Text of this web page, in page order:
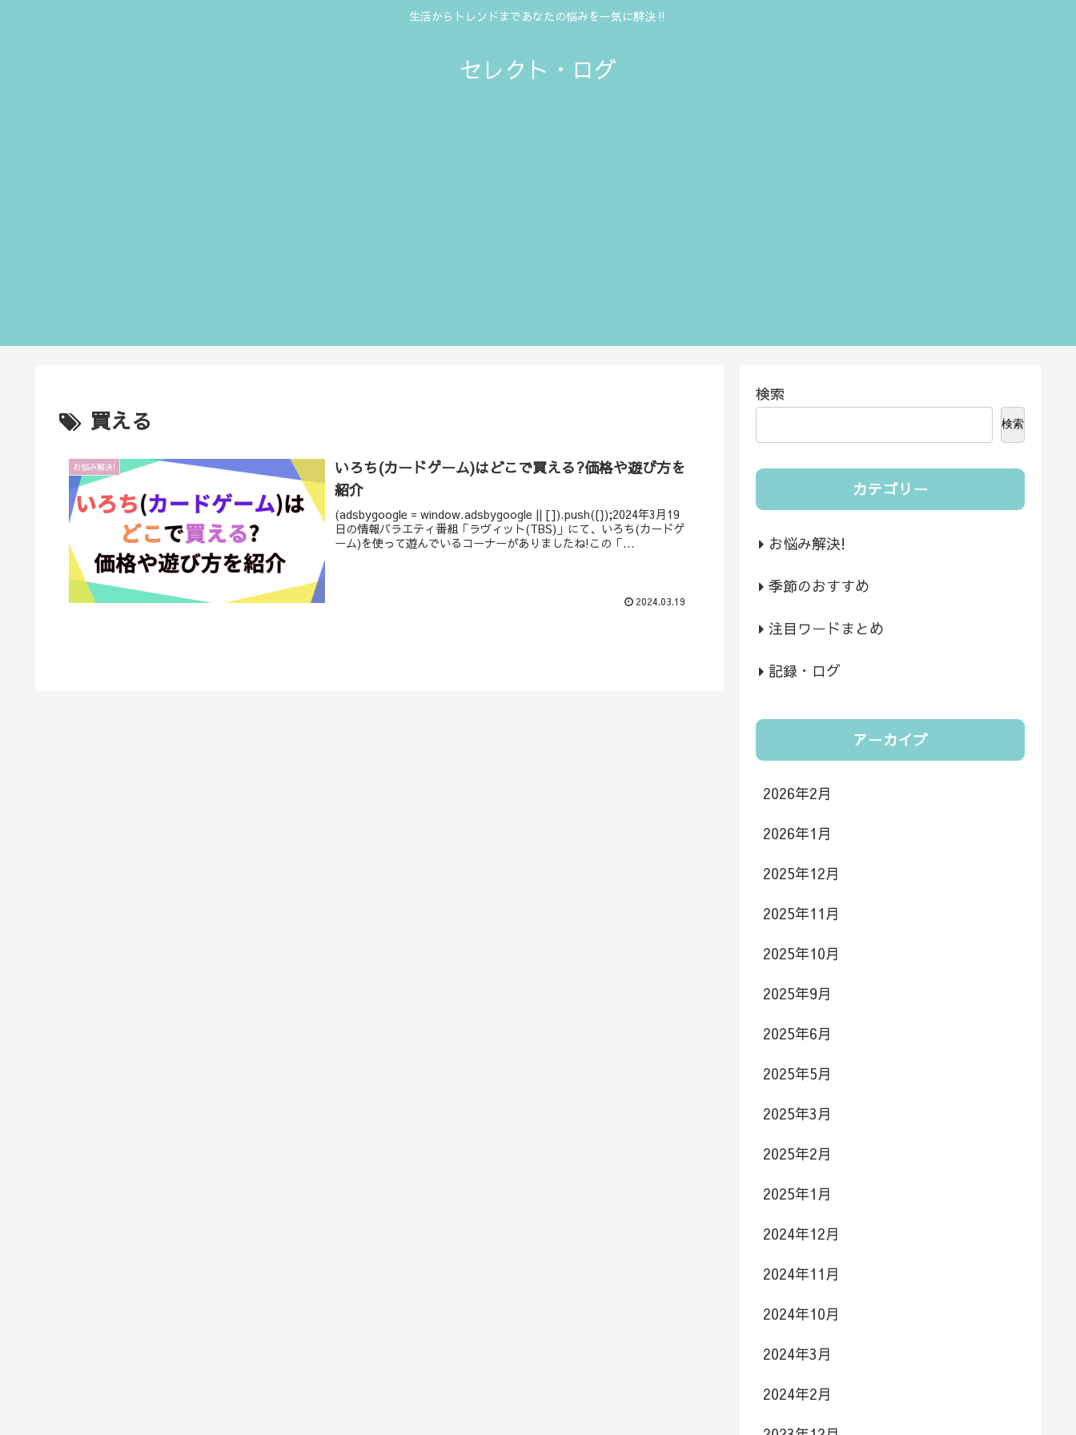
生活からトレンドまであなたの悩みを一気に解決‼
セレクト・ログ
買える
お悩み解決!
いろち(カードゲーム)はどこで買える?価格や遊び方を
紹介
(adsbygoogle = window.adsbygoogle || []).push({});2024年3月19
日の情報バラエティ番組「ラヴィット(TBS)」にて、いろち(カードゲ
ーム)を使って遊んでいるコーナーがありましたね!この「...
2024.03.19
検索
検索
カテゴリー
お悩み解決!
季節のおすすめ
注目ワードまとめ
記録・ログ
アーカイブ
2026年2月
2026年1月
2025年12月
2025年11月
2025年10月
2025年9月
2025年6月
2025年5月
2025年3月
2025年2月
2025年1月
2024年12月
2024年11月
2024年10月
2024年3月
2024年2月